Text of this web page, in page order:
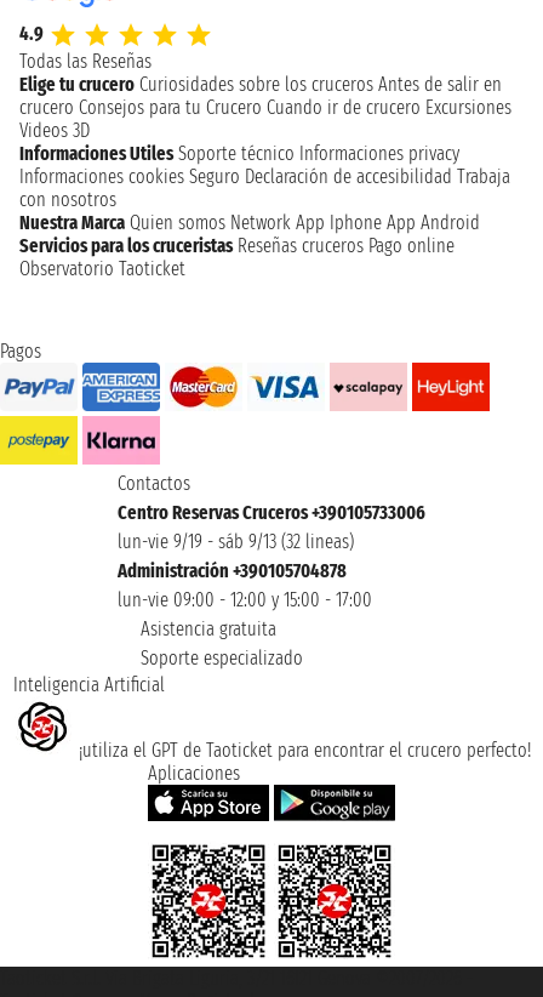
4.9
Todas las Reseñas
Elige tu crucero Curiosidades sobre los cruceros Antes de salir en
crucero Consejos para tu Crucero Cuando ir de crucero Excursiones
Videos 3D
Informaciones Utiles Soporte técnico Informaciones privacy
Informaciones cookies Seguro Declaración de accesibilidad Trabaja
con nosotros
Nuestra Marca Quien somos Network App Iphone App Android
Servicios para los cruceristas Reseñas cruceros Pago online
Observatorio Taoticket
Pagos
Contactos
Centro Reservas Cruceros +390105733006
lun-vie 9/19 - sáb 9/13 (32 lineas)
Administración +390105704878
lun-vie 09:00 - 12:00 y 15:00 - 17:00
Asistencia gratuita
Soporte especializado
Inteligencia Artificial
¡utiliza el GPT de Taoticket para encontrar el crucero perfecto!
Aplicaciones